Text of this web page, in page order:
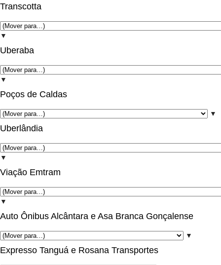
Transcotta
▼
Uberaba
▼
Poços de Caldas
▼
Uberlândia
▼
Viação Emtram
▼
Auto Ônibus Alcântara e Asa Branca Gonçalense
▼
Expresso Tanguá e Rosana Transportes